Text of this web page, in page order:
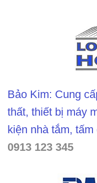
Bảo Kim: Cung
thất, thiết bị máy
kiện nhà tắm,
0913 123 345